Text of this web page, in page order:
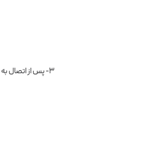
۳- پس از اتصال به سرور، برنامه vSphere Client، اطلاعات کلی و وضعیت سرور را نمایش داده خواهد شد.